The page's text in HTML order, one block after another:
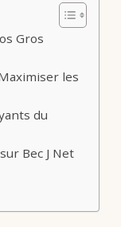
Gros
les
du
Bec J Net